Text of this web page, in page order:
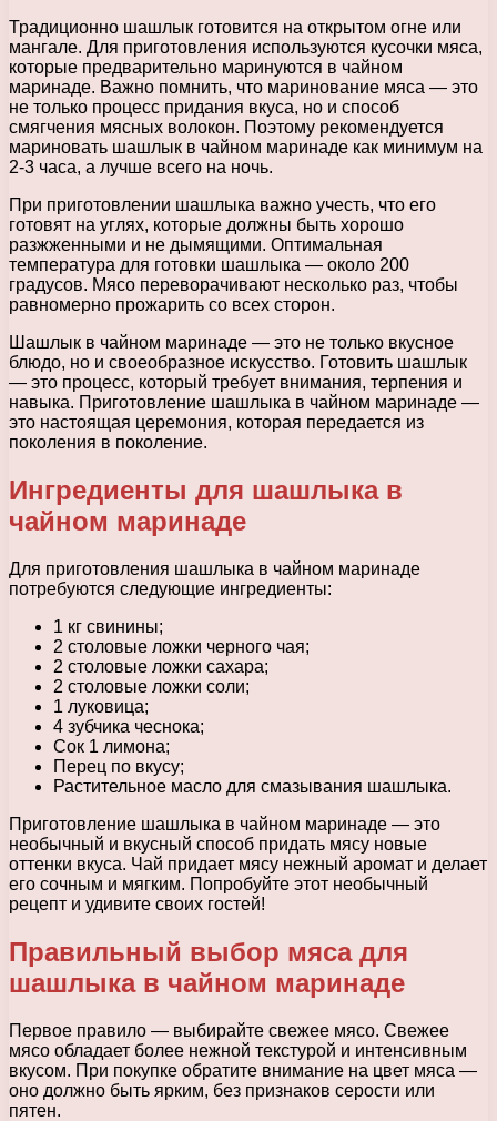
Традиционно шашлык готовится на открытом огне или
мангале. Для приготовления используются кусочки мяса,
которые предварительно маринуются в чайном
маринаде. Важно помнить, что маринование мяса — это
не только процесс придания вкуса, но и способ
смягчения мясных волокон. Поэтому рекомендуется
мариновать шашлык в чайном маринаде как минимум на
2-3 часа, а лучше всего на ночь.
При приготовлении шашлыка важно учесть, что его
готовят на углях, которые должны быть хорошо
разжженными и не дымящими. Оптимальная
температура для готовки шашлыка — около 200
градусов. Мясо переворачивают несколько раз, чтобы
равномерно прожарить со всех сторон.
Шашлык в чайном маринаде — это не только вкусное
блюдо, но и своеобразное искусство. Готовить шашлык
— это процесс, который требует внимания, терпения и
навыка. Приготовление шашлыка в чайном маринаде —
это настоящая церемония, которая передается из
поколения в поколение.
Ингредиенты для шашлыка в
чайном маринаде
Для приготовления шашлыка в чайном маринаде
потребуются следующие ингредиенты:
1 кг свинины;
2 столовые ложки черного чая;
2 столовые ложки сахара;
2 столовые ложки соли;
1 луковица;
4 зубчика чеснока;
Сок 1 лимона;
Перец по вкусу;
Растительное масло для смазывания шашлыка.
Приготовление шашлыка в чайном маринаде — это
необычный и вкусный способ придать мясу новые
оттенки вкуса. Чай придает мясу нежный аромат и делает
его сочным и мягким. Попробуйте этот необычный
рецепт и удивите своих гостей!
Правильный выбор мяса для
шашлыка в чайном маринаде
Первое правило — выбирайте свежее мясо. Свежее
мясо обладает более нежной текстурой и интенсивным
вкусом. При покупке обратите внимание на цвет мяса —
оно должно быть ярким, без признаков серости или
пятен.